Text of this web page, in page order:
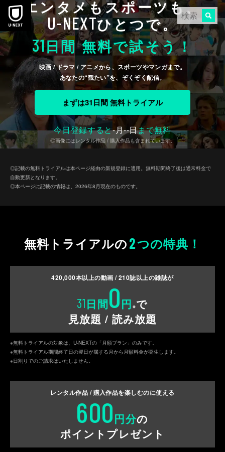
本文へスキップエンタメもスポーツも、
U-NEXTひとつで。
31日間 無料で試そう！
映画 / ドラマ / アニメから、スポーツやマンガまで。
あなたの“観たい”を、ぞくぞく配信。
まずは31日間 無料トライアル
今日登録すると-月--日まで無料
◎画像にはレンタル作品 / 購入作品も含まれています。
◎記載の無料トライアルは本ページ経由の新規登録に適用。無料期間終了後は通常料金で
自動更新となります。
◎本ページに記載の情報は、2026年8月現在のものです。
無料トライアルの2つの特典！
420,000本以上の動画 /210誌以上の雑誌が
31日間0円 ※で
見放題 / 読み放題
※無料トライアルの対象は、U-NEXTの「月額プラン」のみです。
※無料トライアル期間終了日の翌日が属する月から月額料金が発生します。
※日割りでのご請求はいたしません。
レンタル作品 / 購入作品を楽しむのに使える
600円分の
ポイントプレゼント